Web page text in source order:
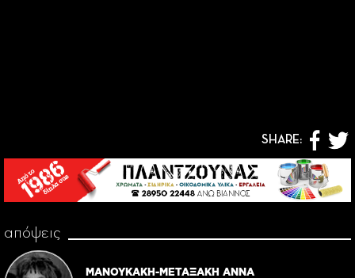
SHARE:
απόψεις
ΜΑΝΟΥΚΑΚΗ-ΜΕΤΑΞΑΚΗ ΑΝΝΑ